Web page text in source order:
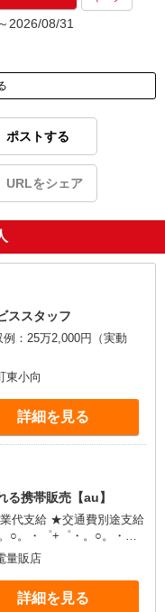
2026/08/31
ポストする
URLをシェア
ススタッフ
東小向
詳細を見る
る携帯販売【au】
代支給 ★交通費別途支給
) お友達を紹介
定有) ★月2回払
）★ ゜・。○。・゜
量販店
詳細を見る